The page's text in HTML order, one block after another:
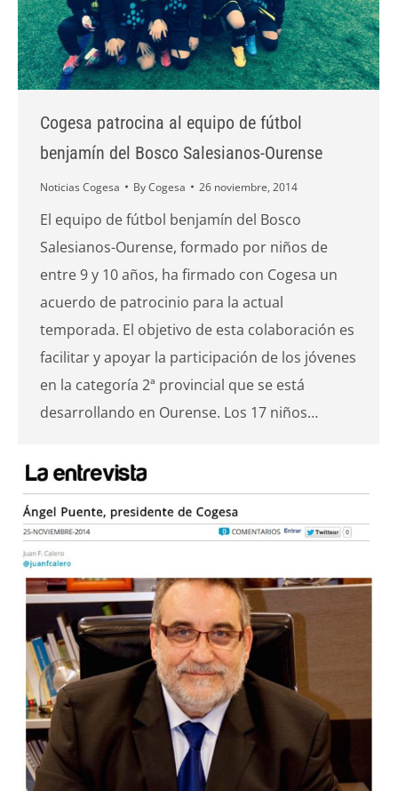
Cogesa patrocina al equipo de fútbol
benjamín del Bosco Salesianos-Ourense
Noticias Cogesa ByCogesa 26 noviembre, 2014
El equipo de fútbol benjamín del Bosco
Salesianos-Ourense, formado por niños de
entre 9 y 10 años, ha firmado con Cogesa un
acuerdo de patrocinio para la actual
temporada. El objetivo de esta colaboración es
facilitar y apoyar la participación de los jóvenes
en la categoría 2ª provincial que se está
desarrollando en Ourense. Los 17 niños…